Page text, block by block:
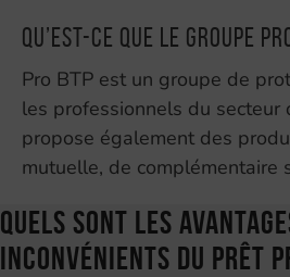
Qu’est-ce que le groupe
Pro BTP est un groupe de
les professionnels du secteur
propose également des
mutuelle, de complémentaire
Quels sont les
inconvénients du Prêt